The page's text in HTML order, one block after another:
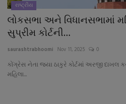
રાષ્ટ્રીય
લોકસભા અને વિધાનસભામાં
સુપ્રીમ કોર્ટની...
saurashtrabhoomi Nov 11, 2025 0
કોંગ્રેસ નેતા જયા ઠાકુરે કોર્ટમાં અરજી દાખલ
મહિલા...